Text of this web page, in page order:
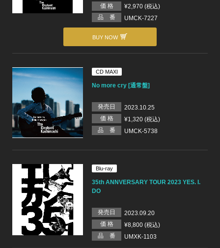
価 格
¥2,970 (税込)
品 番
UMCK-7227
BUY NOW
CD MAXI
No more cry [通常盤]
発売日
2023.10.25
価 格
¥1,320 (税込)
品 番
UMCK-5738
Blu-ray
35th ANNVERSARY TOUR 2023 YES. I.
DO
発売日
2023.09.20
価 格
¥8,800 (税込)
品 番
UMXK-1103